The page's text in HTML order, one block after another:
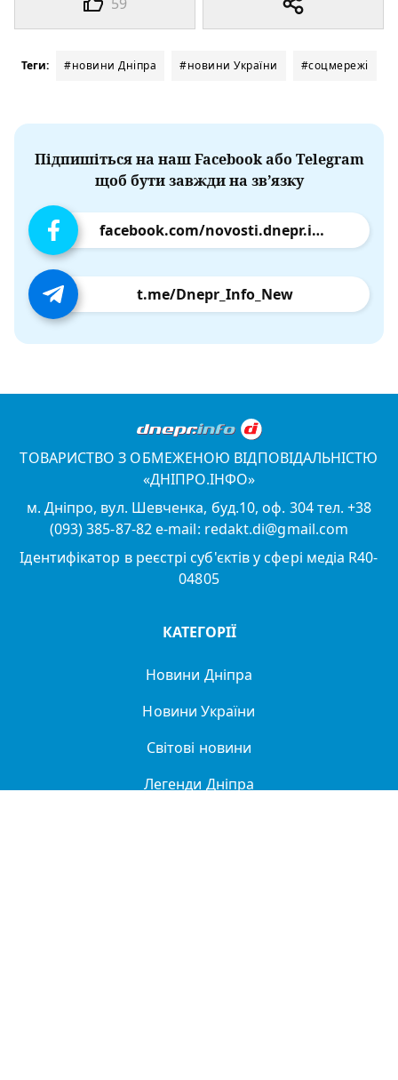
Теги: #новини Дніпра #новини України #соцмережі
Підпишіться на наш Facebook або Telegram
щоб бути завжди на зв’язку
facebook.com/novosti.dnepr.info
t.me/Dnepr_Info_New
ТОВАРИСТВО З ОБМЕЖЕНОЮ ВІДПОВІДАЛЬНІСТЮ
«ДНІПРО.ІНФО»
м. Дніпро, вул. Шевченка, буд.10, оф. 304 тел. +38
(093) 385-87-82 e-mail: redakt.di@gmail.com
Ідентифікатор в реєстрі суб'єктів у сфері медіа R40-
04805
КАТЕГОРІЇ
Новини Дніпра
Новини України
Світові новини
Легенди Дніпра